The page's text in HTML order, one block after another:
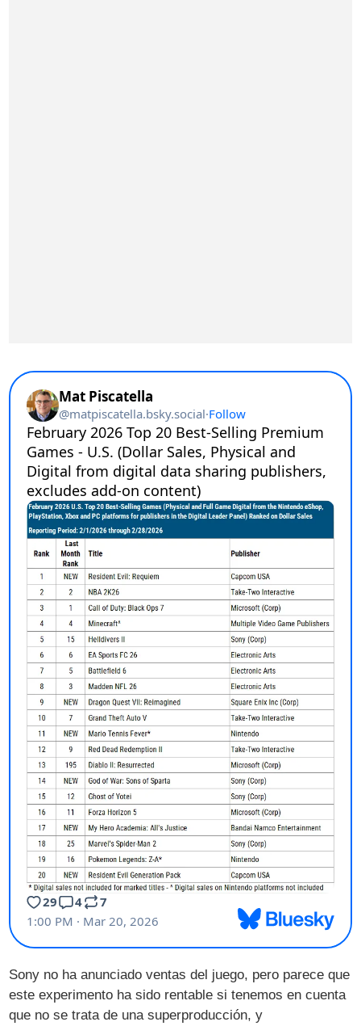
Sony no ha anunciado ventas del juego, pero parece que
este experimento ha sido rentable si tenemos en cuenta
que no se trata de una superproducción, y